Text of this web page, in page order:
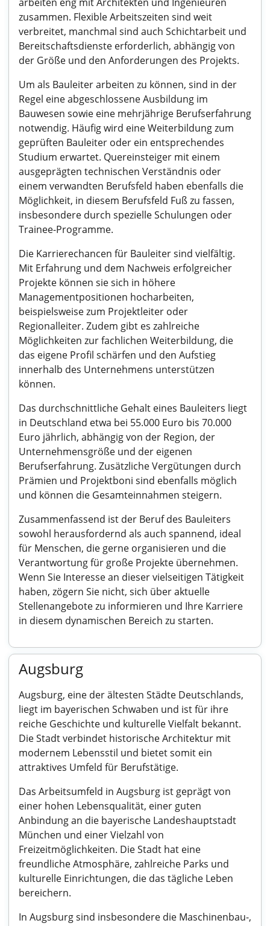
zusammen. Flexible Arbeitszeiten sind weit
verbreitet, manchmal sind auch Schichtarbeit und
Bereitschaftsdienste erforderlich, abhängig von
der Größe und den Anforderungen des Projekts.
Um als Bauleiter arbeiten zu können, sind in der
Regel eine abgeschlossene Ausbildung im
Bauwesen sowie eine mehrjährige Berufserfahrung
notwendig. Häufig wird eine Weiterbildung zum
geprüften Bauleiter oder ein entsprechendes
Studium erwartet. Quereinsteiger mit einem
ausgeprägten technischen Verständnis oder
einem verwandten Berufsfeld haben ebenfalls die
Möglichkeit, in diesem Berufsfeld Fuß zu fassen,
insbesondere durch spezielle Schulungen oder
Trainee-Programme.
Die Karrierechancen für Bauleiter sind vielfältig.
Mit Erfahrung und dem Nachweis erfolgreicher
Projekte können sie sich in höhere
Managementpositionen hocharbeiten,
beispielsweise zum Projektleiter oder
Regionalleiter. Zudem gibt es zahlreiche
Möglichkeiten zur fachlichen Weiterbildung, die
das eigene Profil schärfen und den Aufstieg
innerhalb des Unternehmens unterstützen
können.
Das durchschnittliche Gehalt eines Bauleiters liegt
in Deutschland etwa bei 55.000 Euro bis 70.000
Euro jährlich, abhängig von der Region, der
Unternehmensgröße und der eigenen
Berufserfahrung. Zusätzliche Vergütungen durch
Prämien und Projektboni sind ebenfalls möglich
und können die Gesamteinnahmen steigern.
Zusammenfassend ist der Beruf des Bauleiters
sowohl herausfordernd als auch spannend, ideal
für Menschen, die gerne organisieren und die
Verantwortung für große Projekte übernehmen.
Wenn Sie Interesse an dieser vielseitigen Tätigkeit
haben, zögern Sie nicht, sich über aktuelle
Stellenangebote zu informieren und Ihre Karriere
in diesem dynamischen Bereich zu starten.
Augsburg
Augsburg, eine der ältesten Städte Deutschlands,
liegt im bayerischen Schwaben und ist für ihre
reiche Geschichte und kulturelle Vielfalt bekannt.
Die Stadt verbindet historische Architektur mit
modernem Lebensstil und bietet somit ein
attraktives Umfeld für Berufstätige.
Das Arbeitsumfeld in Augsburg ist geprägt von
einer hohen Lebensqualität, einer guten
Anbindung an die bayerische Landeshauptstadt
München und einer Vielzahl von
Freizeitmöglichkeiten. Die Stadt hat eine
freundliche Atmosphäre, zahlreiche Parks und
kulturelle Einrichtungen, die das tägliche Leben
bereichern.
In Augsburg sind insbesondere die Maschinenbau-,